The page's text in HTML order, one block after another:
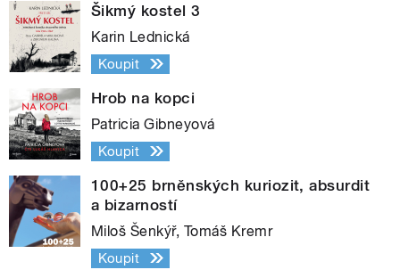
Šikmý kostel 3
Karin Lednická
Koupit
Hrob na kopci
Patricia Gibneyová
Koupit
100+25 brněnských kuriozit, absurdit
a bizarností
Miloš Šenkýř, Tomáš Kremr
Koupit